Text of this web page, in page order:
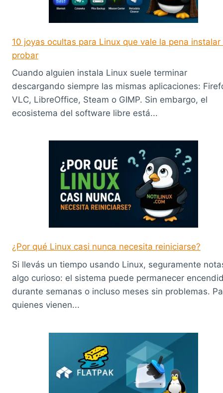
10 joyas ocultas para Linux que vale la pena instalar
probar
Cuando alguien instala Linux suele terminar
descargando siempre las mismas aplicaciones:
VLC, LibreOffice, Steam o GIMP. Sin embargo, el
ecosistema del software libre está...
¿Por qué Linux casi nunca necesita reiniciarse?
Si llevás un tiempo usando Linux, seguramente
algo curioso: el sistema puede permanecer
durante semanas o incluso meses sin problemas.
quienes vienen...